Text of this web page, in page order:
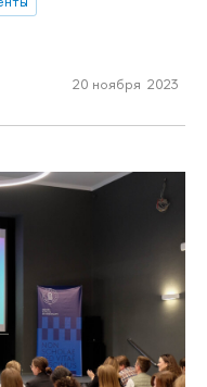
20 ноября 2023